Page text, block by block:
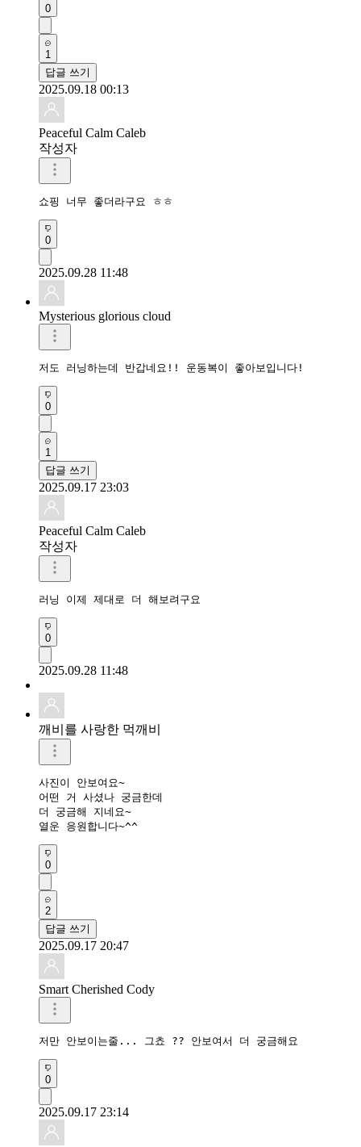
0
1
답글 쓰기
2025.09.18 00:13
Peaceful Calm Caleb
작성자
쇼핑 너무 좋더라구요 ㅎㅎ
0
2025.09.28 11:48
Mysterious glorious cloud
저도 러닝하는데 반갑네요!! 운동복이 좋아보입니다!
0
1
답글 쓰기
2025.09.17 23:03
Peaceful Calm Caleb
작성자
러닝 이제 제대로 더 해보려구요
0
2025.09.28 11:48
깨비를 사랑한 먹깨비
사진이 안보여요~
어떤 거 사셨나 궁금한데
더 궁금해 지네요~
열운 응원합니다~^^
0
2
답글 쓰기
2025.09.17 20:47
Smart Cherished Cody
저만 안보이는줄... 그쵸 ?? 안보여서 더 궁금해요
0
2025.09.17 23:14